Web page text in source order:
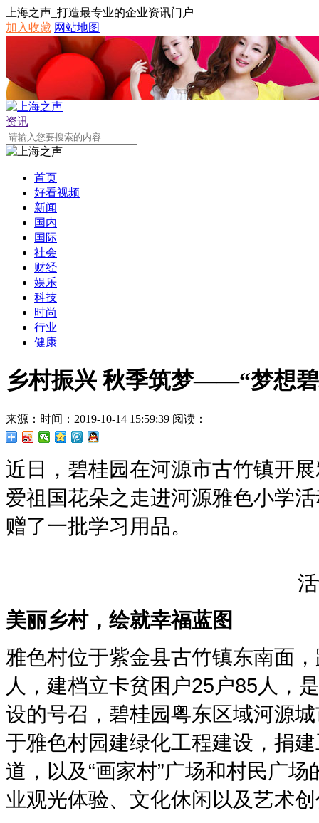
上海之声_打造最专业的企业资讯门户
加入收藏 网站地图
资讯
首页
好看视频
新闻
国内
国际
社会
财经
娱乐
科技
时尚
行业
健康
乡村振兴 秋季筑梦——“梦想
来源： 时间：2019-10-14 15:59:39 阅读：
近日，碧桂园在河源市古竹镇开
爱祖国花朵之走进河源雅色小学
赠了一批学习用品。
美丽乡村，绘就幸福蓝图
雅色村位于紫金县古竹镇东南面
人，建档立卡贫困户25户85人，
设的号召，碧桂园粤东区域河源
于雅色村园建绿化工程建设，捐
道，以及“画家村”广场和村民广
业观光体验、文化休闲以及艺术